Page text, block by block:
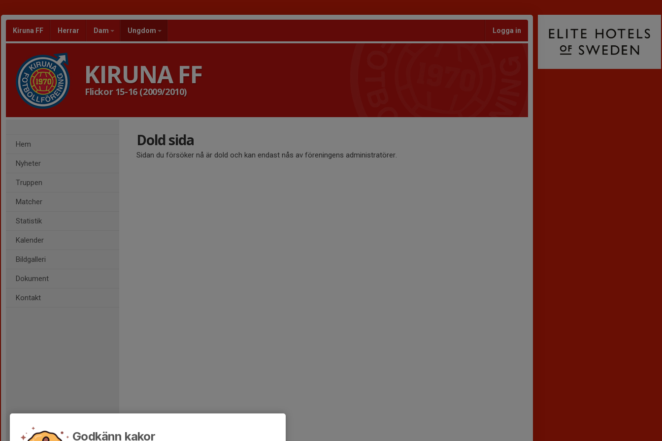
Kiruna FF Herrar Dam Ungdom Logga in
KIRUNA FF
Flickor 15-16 (2009/2010)
Hem
Nyheter
Truppen
Matcher
Statistik
Kalender
Bildgalleri
Dokument
Kontakt
Dold sida
Sidan du försöker nå är dold och kan endast nås av föreningens administratörer.
Godkänn kakor